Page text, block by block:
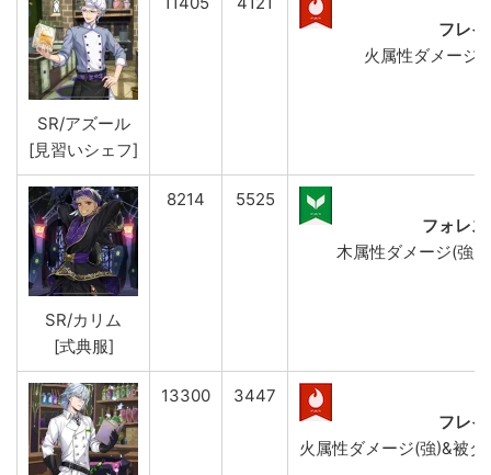
SR/アズール
[見習いシェフ]
フレ
火属性ダメージ
SR/カリム
[式典服]
8214
5525
フォレ
木属性ダメージ(強
13300
3447
フレ
火属性ダメージ(強)&被